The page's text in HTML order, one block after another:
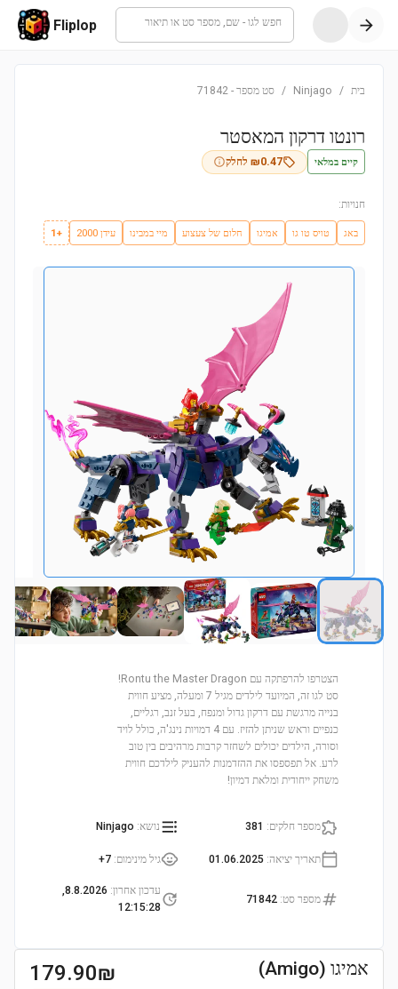
חפש לגו - שם, מספר סט או תיאור Fliplop
בית /
Ninjago
/ סט מספר -
71842
רונטו דרקון המאסטר
קיים במלאי ₪0.47 לחלק
חנויות:
באג טויס טו גו אמיגו חלום של צעצוע מיי במבינו עידן 2000 +1
הצטרפו להרפתקה עם Rontu the Master Dragon!
סט לגו זה, המיועד לילדים מגיל 7 ומעלה, מציע חווית
בנייה מרגשת עם דרקון גדול ומנפח, בעל זנב, רגליים,
כנפיים וראש שניתן להזיז. עם 4 דמויות נינג'ה, כולל לויד
וסורה, הילדים יכולים לשחזר קרבות מרהיבים בין טוב
לרע. אל תפספסו את ההזדמנות להעניק לילדכם חווית
משחק ייחודית ומלאת דמיון!
מספר חלקים:
381 נושא:
Ninjago
תאריך יציאה:
01.06.2025 גיל מינימום:
7+
מספר סט:
71842
עדכון אחרון:
8.8.2026,
12:15:28
אמיגו (Amigo) 179.90₪